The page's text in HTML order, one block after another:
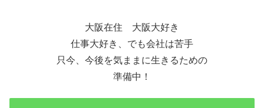
大阪在住 大阪大好き
仕事大好き、でも会社は苦手
只今、今後を気ままに生きるための
準備中！